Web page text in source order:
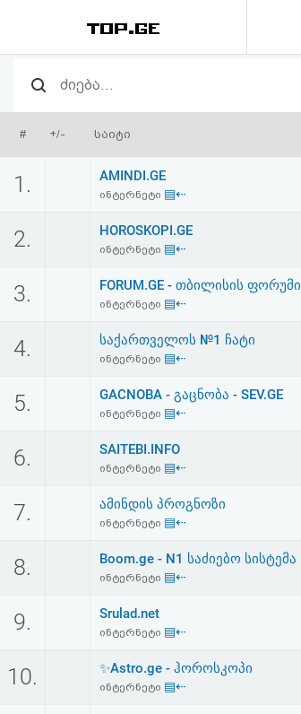
რეიტინგი
(მთავარი)
ფოსტა
ავტორიზაცია
რეგისტრაცია
აღდგენა
HTML
შეთანხმება
პასუხისმგებლობის
უარყოფა
# +/- საიტი
1. AMINDI.GE
ინტერნეტი ▤⇠
2. HOROSKOPI.GE
ინტერნეტი ▤⇠
3. FORUM.GE - თბილისის ფორუმი
ინტერნეტი ▤⇠
4. საქართველოს №1 ჩატი
ინტერნეტი ▤⇠
5. GACNOBA - გაცნობა - SEV.GE
ინტერნეტი ▤⇠
6. SAITEBI.INFO
ინტერნეტი ▤⇠
7. ამინდის პროგნოზი
ინტერნეტი ▤⇠
8. Boom.ge - N1 საძიებო სისტემა
ინტერნეტი ▤⇠
9. Srulad.net
ინტერნეტი ▤⇠
10. ✨Astro.ge - ჰოროსკოპი
ინტერნეტი ▤⇠